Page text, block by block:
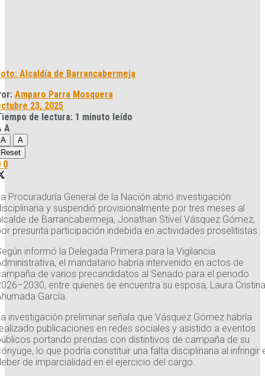
Alcaldía de Barrancabermeja
Amparo Parra Mosquera
23, 2025
de lectura: 1 minuto leído
A
A
A
Reset
0
Procuraduría General de la Nación abrió investigación
y suspendió provisionalmente por tres meses al
de Barrancabermeja, Jonathan Stivel Vásquez Gómez,
presunta participación indebida en actividades proselitistas.
informó la Delegada Primera para la Vigilancia
el mandatario habría intervenido en actos de
de varios precandidatos al Senado para el periodo
entre quienes se encuentra su esposa, Laura Cristina
García.
investigación preliminar señala que Vásquez Gómez habría
publicaciones en redes sociales y asistido a eventos
portando prendas con distintivos de campaña de su
lo que podría constituir una falta disciplinaria al infringir
de imparcialidad en el ejercicio del cargo.